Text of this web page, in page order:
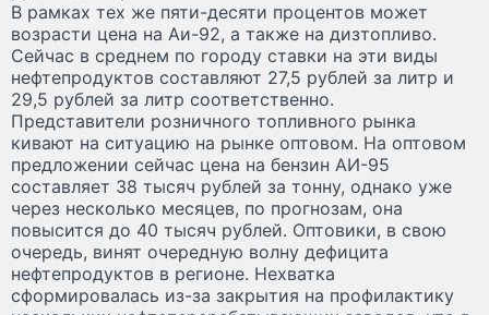
В рамках тех же пяти-десяти процентов может
возрасти цена на Аи-92, а также на дизтопливо.
Сейчас в среднем по городу ставки на эти виды
нефтепродуктов составляют 27,5 рублей за литр и
29,5 рублей за литр соответственно.
Представители розничного топливного рынка
кивают на ситуацию на рынке оптовом. На оптовом
предложении сейчас цена на бензин АИ-95
составляет 38 тысяч рублей за тонну, однако уже
через несколько месяцев, по прогнозам, она
повысится до 40 тысяч рублей. Оптовики, в свою
очередь, винят очередную волну дефицита
нефтепродуктов в регионе. Нехватка
сформировалась из-за закрытия на профилактику